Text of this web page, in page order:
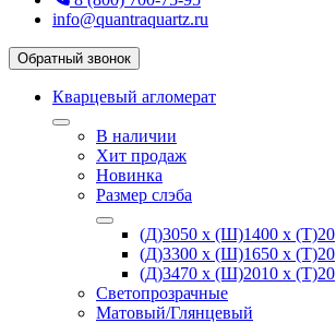
info@quantraquartz.ru
Обратный звонок
Кварцевый агломерат
В наличии
Хит продаж
Новинка
Размер слэба
(Д)3050 х (Ш)1400 х (Т)20
(Д)3300 х (Ш)1650 х (Т)20
(Д)3470 х (Ш)2010 х (Т)20
Светопрозрачные
Матовый/Глянцевый